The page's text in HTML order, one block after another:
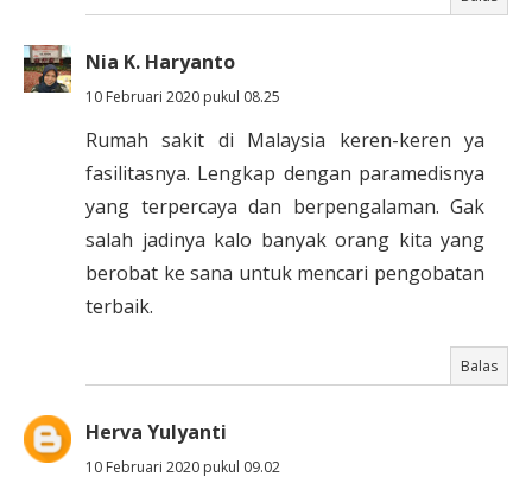
Nia K. Haryanto
10 Februari 2020 pukul 08.25
Rumah sakit di Malaysia keren-keren ya
fasilitasnya. Lengkap dengan paramedisnya
yang terpercaya dan berpengalaman. Gak
salah jadinya kalo banyak orang kita yang
berobat ke sana untuk mencari pengobatan
terbaik.
Balas
Herva Yulyanti
10 Februari 2020 pukul 09.02